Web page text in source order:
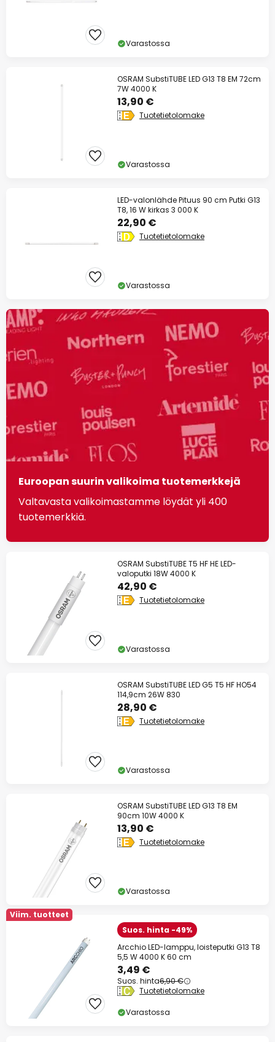
Varastossa
OSRAM SubstiTUBE LED G13 T8 EM 72cm
7W 4000 K
13,90 €
Tuotetietolomake
Varastossa
LED-valonlähde Pituus 90 cm Putki G13
T8, 16 W kirkas 3 000 K
22,90 €
Tuotetietolomake
Varastossa
Euroopan suurin valikoima tuotemerkkejä
Valtavasta valikoimastamme löydät yli 400
tuotemerkkiä.
OSRAM SubstiTUBE T5 HF HE LED-
valoputki 18W 4000 K
42,90 €
Tuotetietolomake
Varastossa
OSRAM SubstiTUBE LED G5 T5 HF HO54
114,9cm 26W 830
28,90 €
Tuotetietolomake
Varastossa
OSRAM SubstiTUBE LED G13 T8 EM
90cm 10W 4000 K
13,90 €
Tuotetietolomake
Varastossa
Viim. tuotteet
Suos. hinta -49%
Arcchio LED-lamppu, loisteputki G13 T8
5,5 W 4000 K 60 cm
3,49 €
Suos. hinta6,90 €
Tuotetietolomake
Varastossa